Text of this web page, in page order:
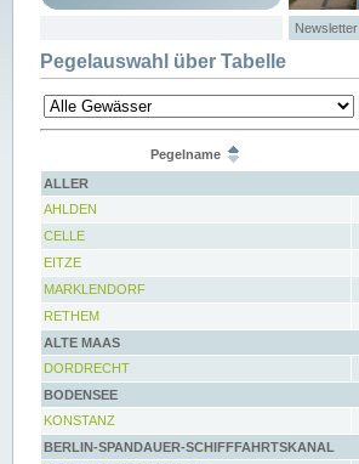
Newsletter
Pegelauswahl über Tabelle
Pegelname
ALLER
AHLDEN
CELLE
EITZE
MARKLENDORF
RETHEM
ALTE MAAS
DORDRECHT
BODENSEE
KONSTANZ
BERLIN-SPANDAUER-SCHIFFFAHRTSKANAL